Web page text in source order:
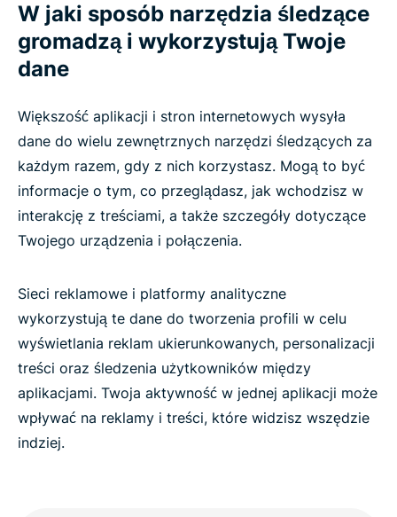
W jaki sposób narzędzia śledzące
gromadzą i wykorzystują Twoje
dane
Większość aplikacji i stron internetowych wysyła
dane do wielu zewnętrznych narzędzi śledzących za
każdym razem, gdy z nich korzystasz. Mogą to być
informacje o tym, co przeglądasz, jak wchodzisz w
interakcję z treściami, a także szczegóły dotyczące
Twojego urządzenia i połączenia.
Sieci reklamowe i platformy analityczne
wykorzystują te dane do tworzenia profili w celu
wyświetlania reklam ukierunkowanych, personalizacji
treści oraz śledzenia użytkowników między
aplikacjami. Twoja aktywność w jednej aplikacji może
wpływać na reklamy i treści, które widzisz wszędzie
indziej.